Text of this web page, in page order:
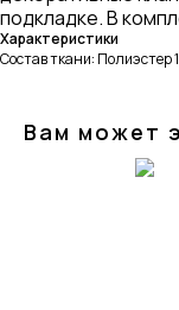
подкладке. В
Характеристики
Состав ткани: Полиэстер
Вам может